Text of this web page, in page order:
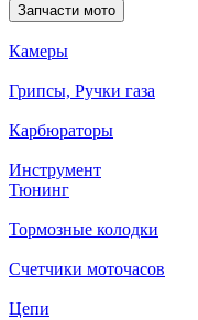
Запчасти мото
Камеры
Грипсы, Ручки газа
Карбюраторы
Инструмент
Тюнинг
Тормозные колодки
Счетчики моточасов
Цепи